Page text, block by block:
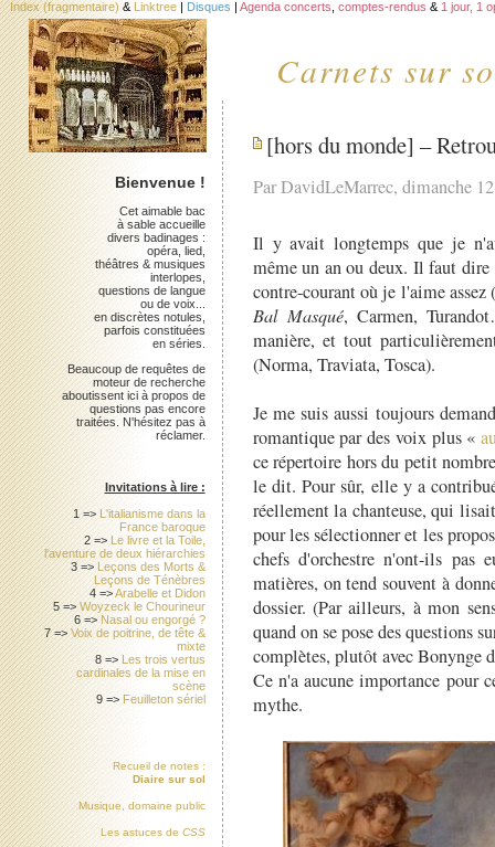
Carnets sur
Index (fragmentaire) & Linktree | Disques | Agenda concerts comptes-rendus & 1 jour, 1
[hors du monde] –
Par DavidLeMarrec, dimanche
Il y avait longtemps que je
même un an ou deux. Il faut dire
contre-courant où je l'aime
Bal Masqué, Carmen,
manière, et tout
(Norma, Traviata, Tosca).
Je me suis aussi toujours
romantique par des voix plus «
ce répertoire hors du petit
le dit. Pour sûr, elle y a
réellement la chanteuse, qui
pour les sélectionner et les
chefs d'orchestre n'ont-ils
matières, on tend souvent à
dossier. (Par ailleurs, à mon
quand on se pose des questions
complètes, plutôt avec Bonynge
Ce n'a aucune importance pour
mythe.
Bienvenue !
Cet aimable bac
à sable accueille
divers badinages :
opéra, lied,
théâtres & musiques
interlopes,
questions de langue
ou de voix...
en discrètes notules,
parfois constituées
en séries.
Beaucoup de requêtes de
moteur de recherche
aboutissent ici à propos de
questions pas encore
traitées. N'hésitez pas à
réclamer.
Invitations à lire :
1 => L'italianisme dans la
France baroque
2 => Le livre et la Toile,
l'aventure de deux hiérarchies
3 => Leçons des Morts &
Leçons de Ténèbres
4 =>Arabelle et Didon
5 =>Woyzeck le Chourineur
6 => Nasal ou engorgé ?
7 =>Voix de poitrine, de tête &
mixte
8 => Les trois vertus
cardinales de la mise en
scène
9 => Feuilleton sériel
Recueil de notes :
Diaire sur sol
Musique, domaine public
Les astuces de CSS